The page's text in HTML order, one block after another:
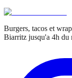
Burgers, tacos et
Biarritz jusqu'a 4h du